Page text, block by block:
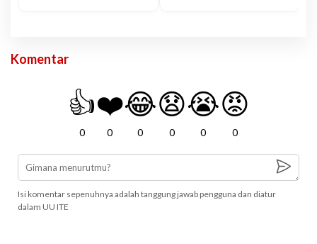
Komentar
👍
0
❤️
0
😂
0
😧
0
😭
0
😡
0
Isi komentar sepenuhnya adalah tanggung jawab pengguna dan diatur
dalam UU ITE